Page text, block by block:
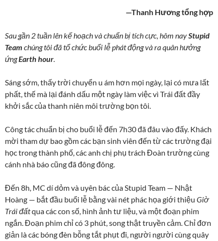
—Thanh Hương tổng hợp
Sau gần 2 tuần lên kế hoạch và chuẩn bị tích cực, hôm nayStupid
Team chúng tôi đã tổ chức buổi lễ phát động và ra quân hưởng
ứngEarth hour.
Sáng sớm, thấy trời chuyển u ám hơn mọi ngày, lại có mưa lất
phất, thế mà lại đánh dấu một ngày làm việc vì Trái đất đầy
khởi sắc của thanh niên môi trường bọn tôi.
Công tác chuẩn bị cho buổi lễ đến 7h30 đã đâu vào đấy. Khách
mời tham dự bao gồm các bạn sinh viên đến từ các trường đại
học trong thành phố, các anh chị phụ trách Đoàn trường cùng
cánh nhà báo cũng đã đông đông.
Đến 8h, MC dí dỏm và uyên bác của Stupid Team — Nhật
Hoàng — bắt đầu buổi lễ bằng vài nét phác họa giới thiệu Giờ
Trái đấtqua các con số, hình ảnh tư liệu, và một đoạn phim
ngắn. Đoạn phim chỉ có 3 phút, song thật truyền cảm. Chỉ đơn
giản là các bóng đèn bỗng tắt phụt đi, người người cùng quây